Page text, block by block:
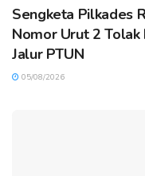
Sengketa Pilkades
Nomor Urut 2 Tolak
Jalur PTUN
05/08/2026